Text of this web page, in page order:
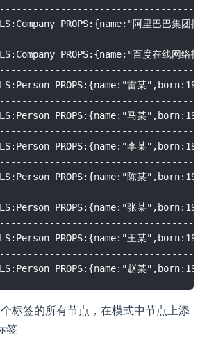
PROPS:{name:"阿里巴巴集团
PROPS:{name:"百度在线网络
PROPS:{name:"雷某
PROPS:{name:"马某
PROPS:{name:"李某
PROPS:{name:"陈某
PROPS:{name:"张某
PROPS:{name:"王某
标签的所有节点，在模式中节点上添
签